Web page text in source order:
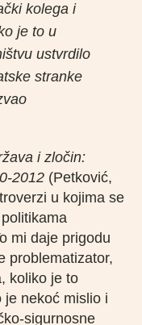
kolega i
je to u
ustvrdilo
stranke
i zločin:
2012 (Petković,
u kojima se
mi daje prigodu
problematizator,
koliko je to
je nekoć mislio i
sigurnosne